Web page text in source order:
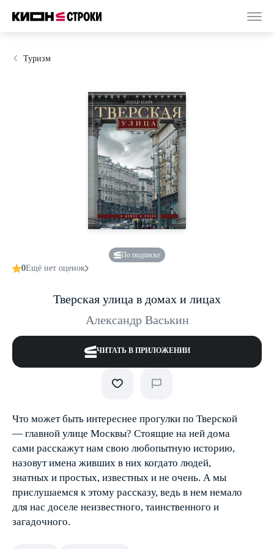
Туризм
По подписке
0Ещё нет оценок
Тверская улица в домах и лицах
Александр Васькин
ЧИТАТЬ В ПРИЛОЖЕНИИ
Что может быть интереснее прогулки по Тверской
— главной улице Москвы? Стоящие на ней дома
сами расскажут нам свою любопытную историю,
назовут имена живших в них когда­то людей,
знатных и простых, известных и не очень. А мы
прислушаемся к этому рассказу, ведь в нем немало
для нас доселе неизвестного, таинственного и
загадочного.